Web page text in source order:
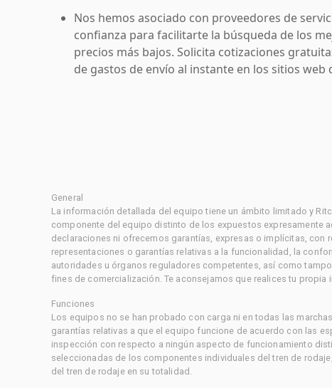
Nos hemos asociado con proveedores de
confianza para facilitarte la búsqueda de los
precios más bajos. Solicita cotizaciones
de gastos de envío al instante en los sitios
General
La información detallada del equipo tiene un ámbito limitado y
componente del equipo distinto de los expuestos expresamente
declaraciones ni ofrecemos garantías, expresas o implícitas, con
representaciones o garantías relativas a la funcionalidad, la
autoridades u órganos reguladores competentes, así como
fines de comercialización. Te aconsejamos que realices tu
Funciones
Los equipos no se han probado con carga ni en todas las
garantías relativas a que el equipo funcione de acuerdo con las
inspección con respecto a ningún aspecto de funcionamiento
seleccionadas de los componentes individuales del tren de
del tren de rodaje en su totalidad.